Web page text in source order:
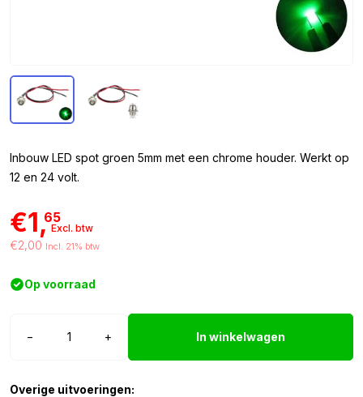
Inbouw LED spot groen 5mm met een chrome houder. Werkt op
12 en 24 volt.
€1,65
Excl. btw
€2,00 Incl. 21% btw
Op voorraad
−
inbouw
+ In winkelwagen
Overige uitvoeringen: